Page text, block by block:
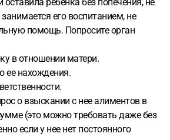
его воспитанием, не
помощь. Попросите орган
в отношении матери.
ее нахождения.
о взыскании с нее алиментов в
(это можно требовать даже без
если у нее нет постоянного